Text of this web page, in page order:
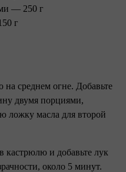
— 250 г
г
среднем огне. Добавьте
двумя порциями,
ложку масла для второй
кастрюлю и добавьте лук
около 5 минут.